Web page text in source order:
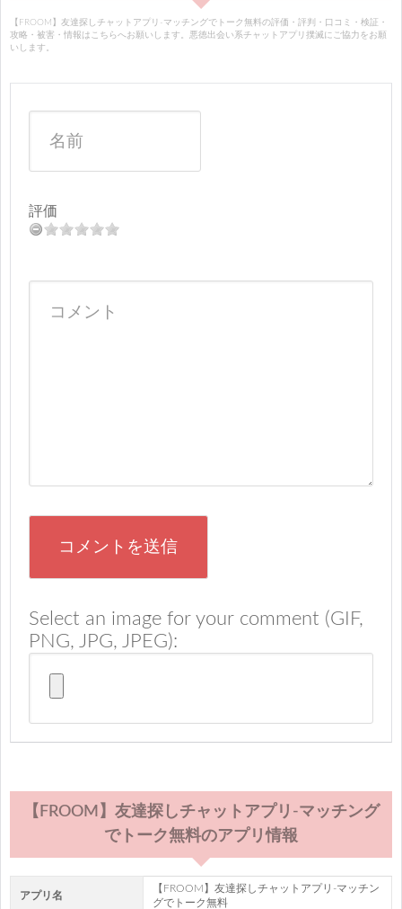
【FROOM】友達探しチャットアプリ-マッチングでトーク無料の評価・評判・口コミ・検証・
攻略・被害・情報はこちらへお願いします。悪徳出会い系チャットアプリ撲滅にご協力をお願
いします。
評価
Select an image for your comment (GIF,
PNG, JPG, JPEG):
【FROOM】友達探しチャットアプリ-マッチング
でトーク無料のアプリ情報
アプリ名
【FROOM】友達探しチャットアプリ-マッチン
グでトーク無料